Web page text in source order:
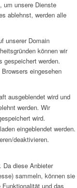
um unsere Dienste
ablehnst, werden alle
unserer Domain
können wir
gespeichert werden.
eingesehen
ausgeblendet wird und
werden. Wir
wird.
eingeblendet werden.
deaktivieren.
Da diese Anbieter
sammeln, können sie
und das